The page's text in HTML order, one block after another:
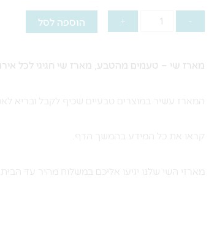
-
מארז
טעמים
+ הוספה לסל
מארז שי – טעמים מהטבע, מארז שי חגיגי לכל
המארז עשיר במוצרים טבעיים שכיף לקבל ובריא
קראו את כל המידע בהמשך הדף.
מארזי השי שלנו יגיעו אליכם במשלוח מהיר עד הבית.